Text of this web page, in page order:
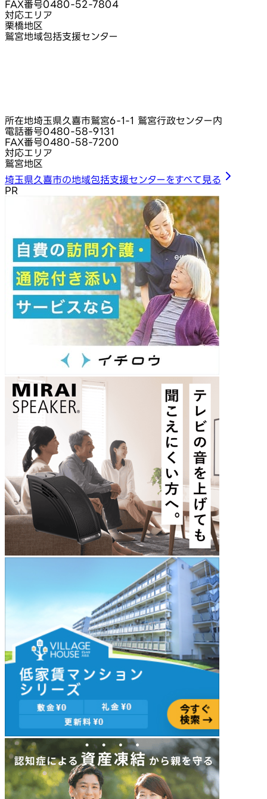
FAX番号0480-52-7804
対応エリア
栗橋地区
鷲宮地域包括支援センター
所在地埼玉県久喜市鷲宮6‑1‑1 鷲宮行政センター内
電話番号0480-58-9131
FAX番号0480-58-7200
対応エリア
鷲宮地区
埼玉県久喜市の地域包括支援センターをすべて見る
PR